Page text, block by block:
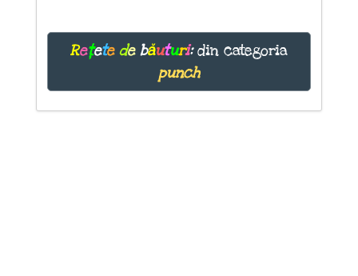
Rețete de băuturi:din categoria
punch